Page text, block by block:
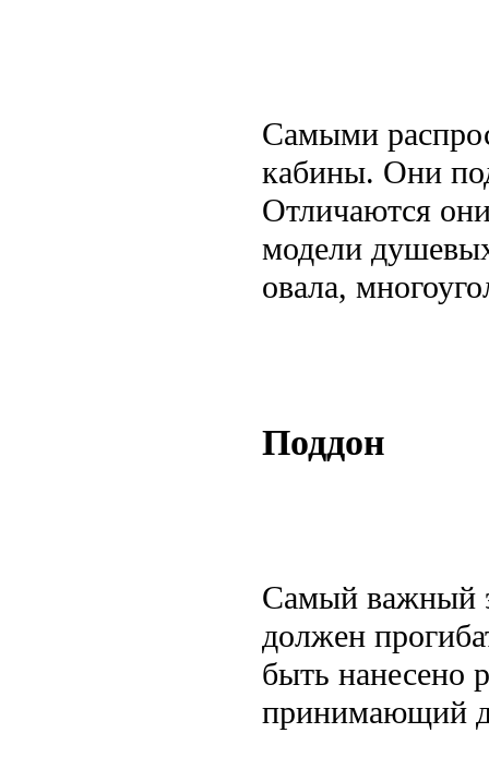
Самыми
кабины. Они
Отличаются
модели
овала,
Поддон
Самый важный
должен
быть нанесено
принимающий